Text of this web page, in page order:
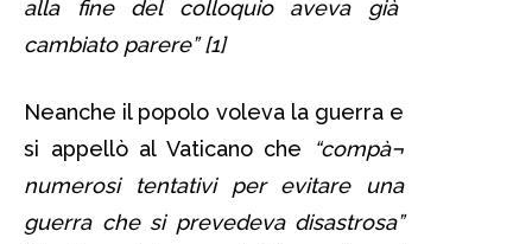
alla fine del colloquio aveva già
cambiato parere” [1]
Neanche il popolo voleva la guerra e
si appellò al Vaticano che “compà¬
numerosi tentativi per evitare una
guerra che si prevedeva disastrosa”